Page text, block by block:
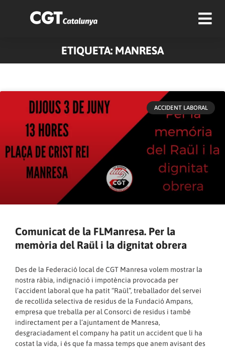
ETIQUETA: MANRESA
ACCIDENT LABORAL
Comunicat de la FLManresa. Per la
memòria del Raül i la dignitat obrera
Des de la Federació local de CGT Manresa volem mostrar la
nostra ràbia, indignació i impotència provocada per
l’accident laboral que ha patit “Raül”, treballador del servei
de recollida selectiva de residus de la Fundació Ampans,
empresa que treballa per al Consorci de residus i també
indirectament per a l’ajuntament de Manresa,
desgraciadament el company ha patit un accident que li ha
costat la vida, i és que fa massa temps que anem avisant des